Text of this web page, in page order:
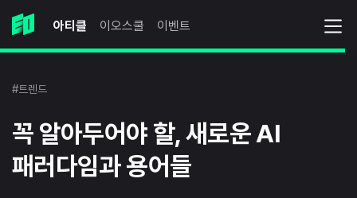
아티클 이오스쿨 이벤트
#트렌드
꼭 알아두어야 할, 새로운 AI
패러다임과 용어들